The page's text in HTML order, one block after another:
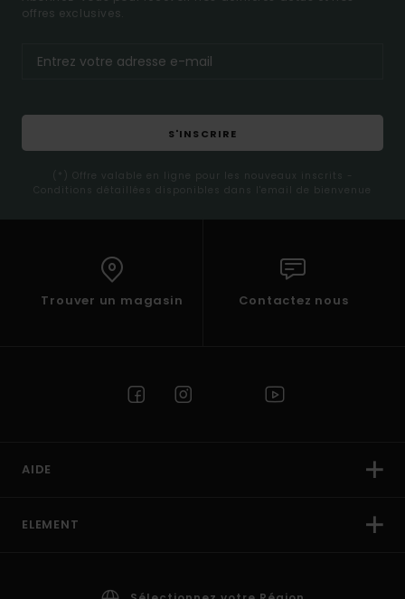
offres exclusives.
S'INSCRIRE
(*) Offre valable en ligne pour les nouveaux inscrits -
Conditions détaillées disponibles dans l'email de bienvenue
Trouver un magasin Contactez nous
AIDE
ELEMENT